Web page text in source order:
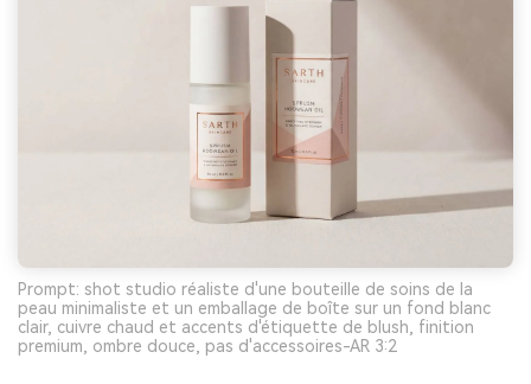
Prompt: shot studio réaliste d'une bouteille de soins de la
peau minimaliste et un emballage de boîte sur un fond blanc
clair, cuivre chaud et accents d'étiquette de blush, finition
premium, ombre douce, pas d'accessoires-AR 3:2